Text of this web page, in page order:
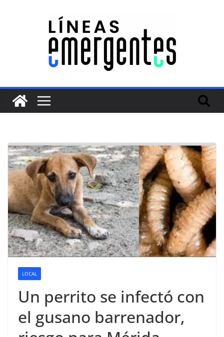
LOCAL
Un perrito se infectó con
el gusano barrenador,